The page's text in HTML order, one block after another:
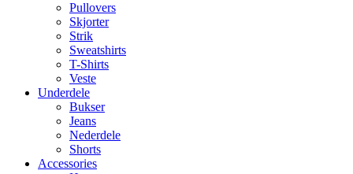
Pullovers
Skjorter
Strik
Sweatshirts
T-Shirts
Veste
Underdele
Bukser
Jeans
Nederdele
Shorts
Accessories